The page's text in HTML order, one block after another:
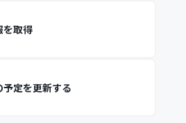
を取得
予定を更新する